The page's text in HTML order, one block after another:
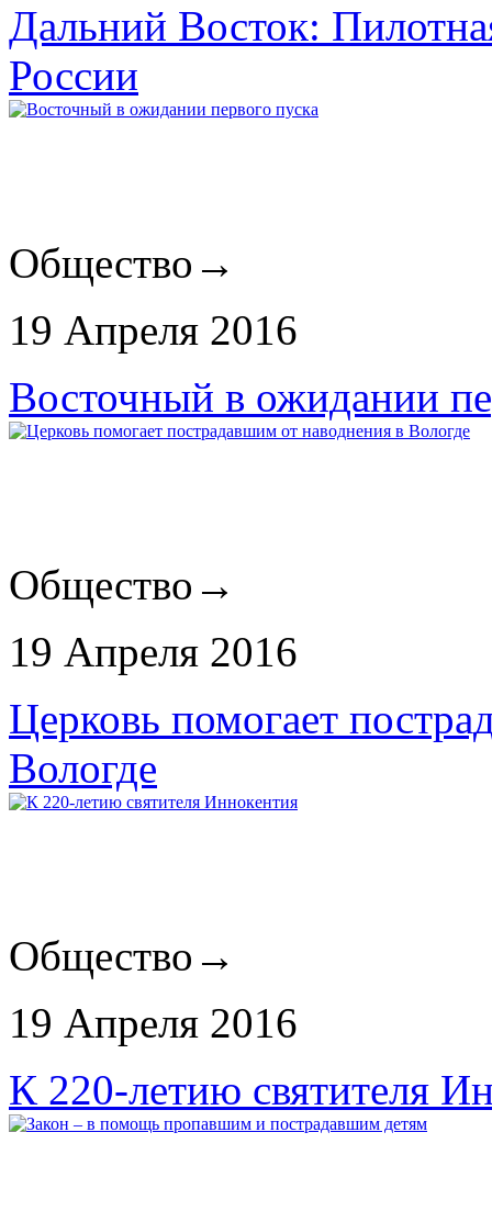
Дальний Восток:
России
Общество →
19 Апреля 2016
Восточный в ожидании
Общество →
19 Апреля 2016
Церковь помогает
Вологде
Общество →
19 Апреля 2016
К 220-летию святителя